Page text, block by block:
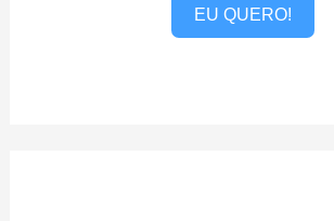
EU QUERO!